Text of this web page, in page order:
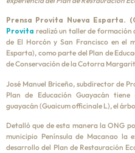
Prensa Provita Nueva Esparta.
Provita realizó un taller de formación
de El Horcón y San Francisco en el
Esparta), como parte del Plan de
de Conservación de la Cotorra
José Manuel Briceño, subdirector de
Plan de Educación Guayacán
guayacán (Guaicum officinale L), el
Detalló que de esta manera la ONG
municipio Península de Macanao la
desarrollo del Plan de Restauración